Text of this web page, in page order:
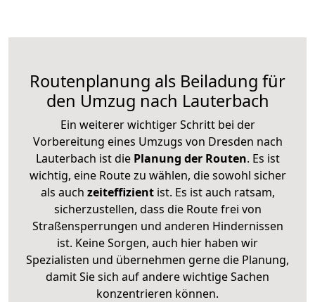
Routenplanung als Beiladung für
den Umzug nach Lauterbach
Ein weiterer wichtiger Schritt bei der
Vorbereitung eines Umzugs von Dresden nach
Lauterbach ist diePlanung der Routen. Es ist
wichtig, eine Route zu wählen, die sowohl sicher
als auch zeiteffizientist. Es ist auch ratsam,
sicherzustellen, dass die Route frei von
Straßensperrungen und anderen Hindernissen
ist. Keine Sorgen, auch hier haben wir
Spezialisten und übernehmen gerne die Planung,
damit Sie sich auf andere wichtige Sachen
konzentrieren können.